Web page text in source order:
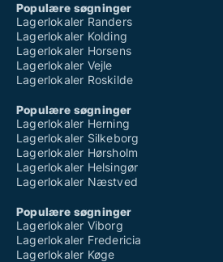
Populære søgninger
Lagerlokaler Randers
Lagerlokaler Kolding
Lagerlokaler Horsens
Lagerlokaler Vejle
Lagerlokaler Roskilde
Populære søgninger
Lagerlokaler Herning
Lagerlokaler Silkeborg
Lagerlokaler Hørsholm
Lagerlokaler Helsingør
Lagerlokaler Næstved
Populære søgninger
Lagerlokaler Viborg
Lagerlokaler Fredericia
Lagerlokaler Køge